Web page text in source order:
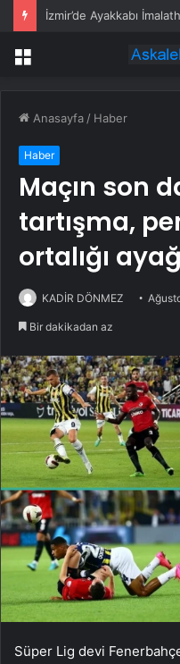
İzmir’de Ayakkabı
Menü
Anasayfa / Haber
Haber
Maçın son
tartışma,
ortalığı
KADİR DÖNMEZ
Bir dakikadan az
Süper Lig devi